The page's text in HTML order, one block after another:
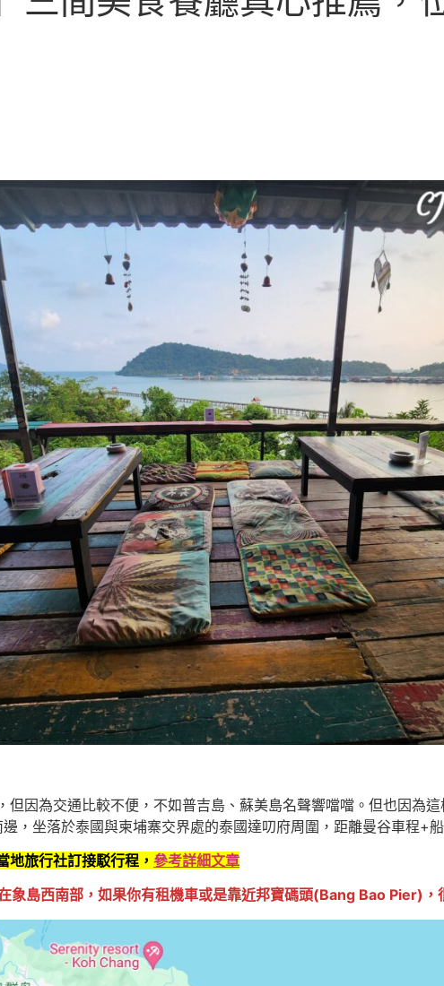
但因為交通比較不便，不如普吉島、蘇美島名聲響噹噹。但也因為
，坐落於泰國與柬埔寨交界處的泰國達叨府周圍，距離曼谷車程+
地旅行社訂接駁行程， 參考詳細文章
象島西南部，如果你有租機車或是靠近邦寶碼頭(Bang Bao Pier)